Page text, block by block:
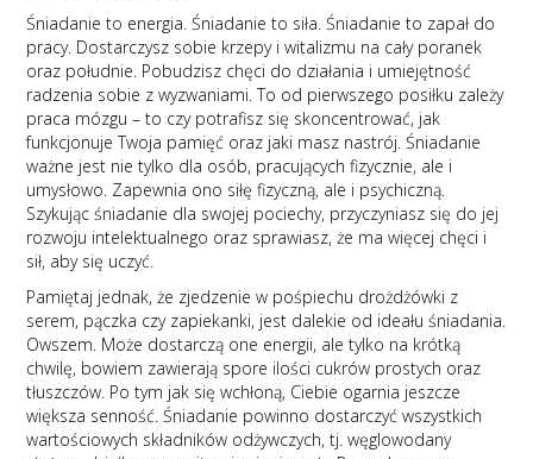
Śniadanie to energia. Śniadanie to siła. Śniadanie to zapał do
pracy. Dostarczysz sobie krzepy i witalizmu na cały poranek
oraz południe. Pobudzisz chęci do działania i umiejętność
radzenia sobie z wyzwaniami. To od pierwszego posiłku zależy
praca mózgu – to czy potrafisz się skoncentrować, jak
funkcjonuje Twoja pamięć oraz jaki masz nastrój. Śniadanie
ważne jest nie tylko dla osób, pracujących fizycznie, ale i
umysłowo. Zapewnia ono siłę fizyczną, ale i psychiczną.
Szykując śniadanie dla swojej pociechy, przyczyniasz się do jej
rozwoju intelektualnego oraz sprawiasz, że ma więcej chęci i
sił, aby się uczyć.
Pamiętaj jednak, że zjedzenie w pośpiechu drożdżówki z
serem, pączka czy zapiekanki, jest dalekie od ideału śniadania.
Owszem. Może dostarczą one energii, ale tylko na krótką
chwilę, bowiem zawierają spore ilości cukrów prostych oraz
tłuszczów. Po tym jak się wchłoną, Ciebie ogarnia jeszcze
większa senność. Śniadanie powinno dostarczyć wszystkich
wartościowych składników odżywczych, tj. węglowodany